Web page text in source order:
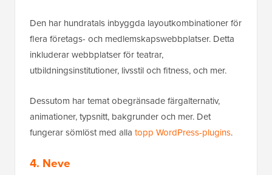
Den har hundratals inbyggda layoutkombinationer för
flera företags- och medlemskapswebbplatser. Detta
inkluderar webbplatser för teatrar,
utbildningsinstitutioner, livsstil och fitness, och mer.
Dessutom har temat obegränsade färgalternativ,
animationer, typsnitt, bakgrunder och mer. Det
fungerar sömlöst med alla topp WordPress-plugins.
4. Neve